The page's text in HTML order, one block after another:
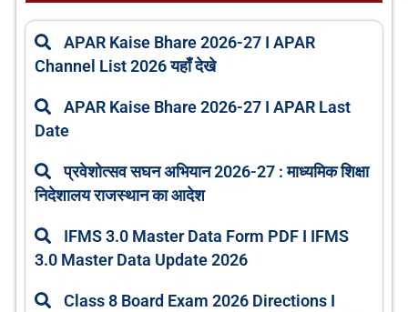
APAR Kaise Bhare 2026-27 I APAR
Channel List 2026 यहाँ देखे
APAR Kaise Bhare 2026-27 I APAR Last
Date
प्रवेशोत्सव सघन अभियान 2026-27 : माध्यमिक शिक्षा
निदेशालय राजस्थान का आदेश
IFMS 3.0 Master Data Form PDF I IFMS
3.0 Master Data Update 2026
Class 8 Board Exam 2026 Directions I